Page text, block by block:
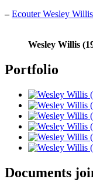
– Ecouter Wesley
Wesley Willis
Portfolio
Documents